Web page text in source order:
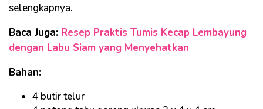
selengkapnya.
Baca Juga: Resep Praktis Tumis Kecap Lembayung
dengan Labu Siam yang Menyehatkan
Bahan:
4 butir telur